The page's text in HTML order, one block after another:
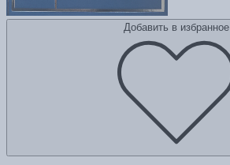
Добавить в избранное